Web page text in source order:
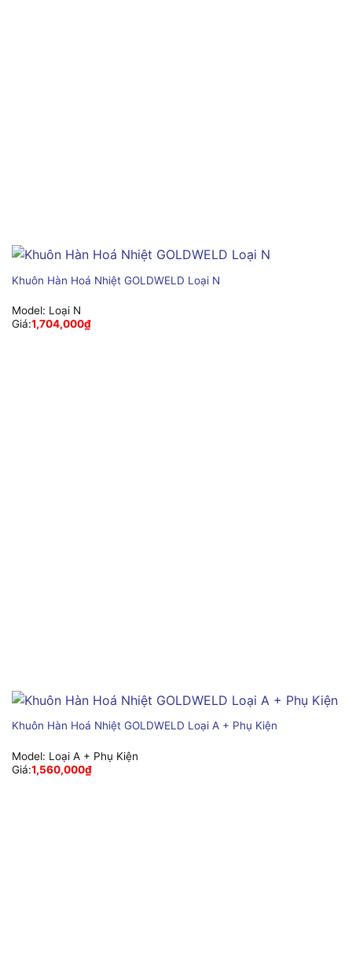
Khuôn Hàn Hoá Nhiệt GOLDWELD Loại N
Model: Loại N
Giá:1,704,000₫
Khuôn Hàn Hoá Nhiệt GOLDWELD Loại A + Phụ Kiện
Model: Loại A + Phụ Kiện
Giá:1,560,000₫